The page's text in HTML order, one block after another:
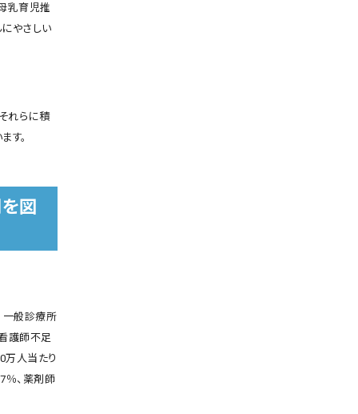
乳育児推
やさしい
れらに積
す。
図
一般診療所
護師不足
万人当たり
％、薬剤師